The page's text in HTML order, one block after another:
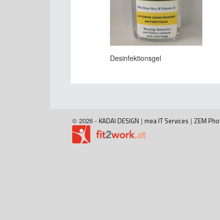
Desinfektionsgel
© 2026 - KADAI DESIGN | mea IT Services | ZEM